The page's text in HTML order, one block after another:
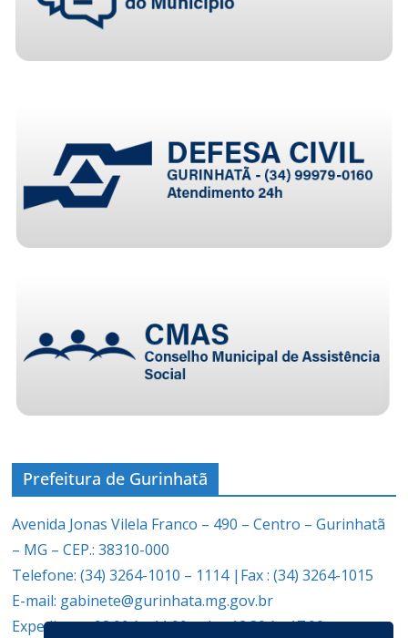
Prefeitura de Gurinhatã
Avenida Jonas Vilela Franco – 490 – Centro – Gurinhatã
– MG – CEP.: 38310-000
Telefone: (34) 3264-1010 – 1114 |Fax : (34) 3264-1015
E-mail: gabinete@gurinhata.mg.gov.br
Expediente: 08:00 às 11:00 e das 12:30 às 17:00